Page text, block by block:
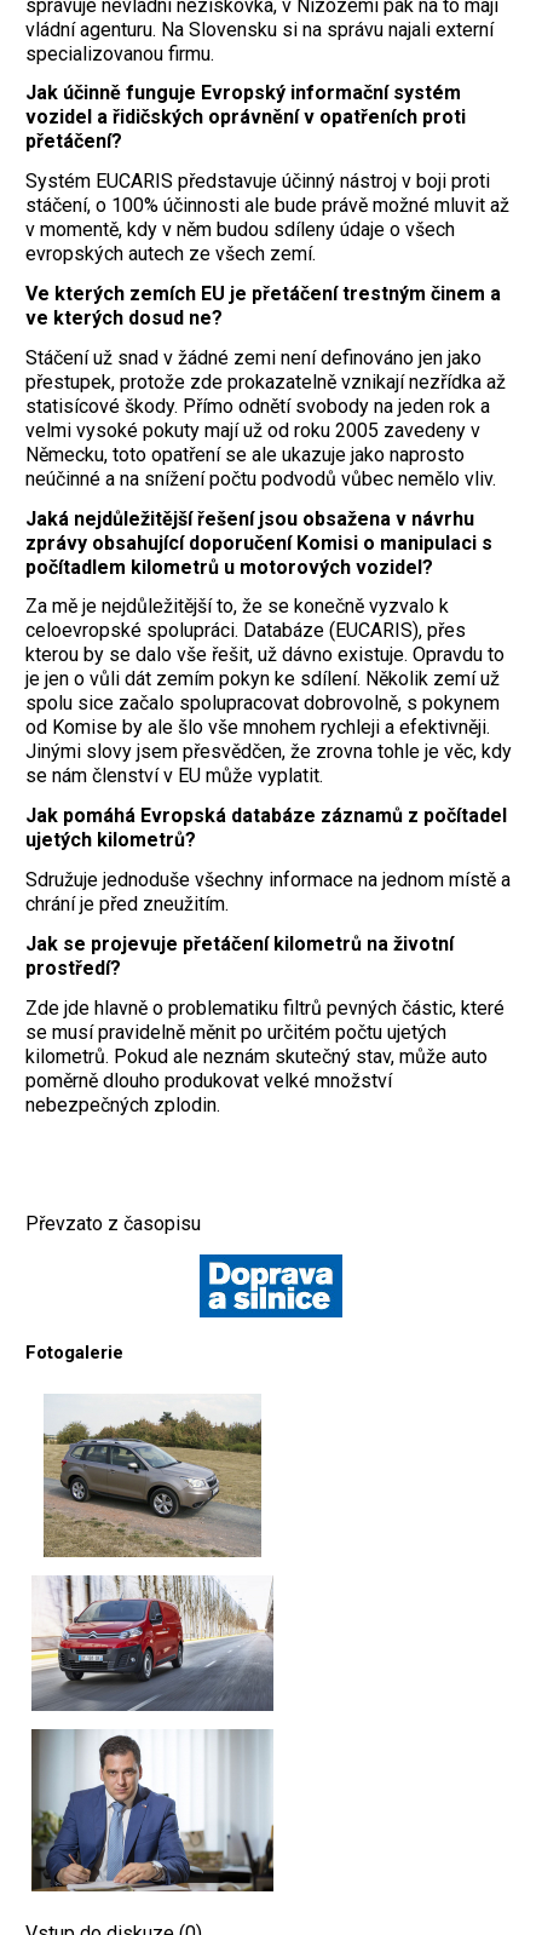
spravuje nevládní neziskovka, v Nizozemí pak na to mají
vládní agenturu. Na Slovensku si na správu najali externí
specializovanou firmu.
Jak účinně funguje Evropský informační systém
vozidel a řidičských oprávnění v opatřeních proti
přetáčení?
Systém EUCARIS představuje účinný nástroj v boji proti
stáčení, o 100% účinnosti ale bude právě možné mluvit až
v momentě, kdy v něm budou sdíleny údaje o všech
evropských autech ze všech zemí.
Ve kterých zemích EU je přetáčení trestným činem a
ve kterých dosud ne?
Stáčení už snad v žádné zemi není definováno jen jako
přestupek, protože zde prokazatelně vznikají nezřídka až
statisícové škody. Přímo odnětí svobody na jeden rok a
velmi vysoké pokuty mají už od roku 2005 zavedeny v
Německu, toto opatření se ale ukazuje jako naprosto
neúčinné a na snížení počtu podvodů vůbec nemělo vliv.
Jaká nejdůležitější řešení jsou obsažena v návrhu
zprávy obsahující doporučení Komisi o manipulaci s
počítadlem kilometrů u motorových vozidel?
Za mě je nejdůležitější to, že se konečně vyzvalo k
celoevropské spolupráci. Databáze (EUCARIS), přes
kterou by se dalo vše řešit, už dávno existuje. Opravdu to
je jen o vůli dát zemím pokyn ke sdílení. Několik zemí už
spolu sice začalo spolupracovat dobrovolně, s pokynem
od Komise by ale šlo vše mnohem rychleji a efektivněji.
Jinými slovy jsem přesvědčen, že zrovna tohle je věc, kdy
se nám členství v EU může vyplatit.
Jak pomáhá Evropská databáze záznamů z počítadel
ujetých kilometrů?
Sdružuje jednoduše všechny informace na jednom místě a
chrání je před zneužitím.
Jak se projevuje přetáčení kilometrů na životní
prostředí?
Zde jde hlavně o problematiku filtrů pevných částic, které
se musí pravidelně měnit po určitém počtu ujetých
kilometrů. Pokud ale neznám skutečný stav, může auto
poměrně dlouho produkovat velké množství
nebezpečných zplodin.
Převzato z časopisu
Fotogalerie